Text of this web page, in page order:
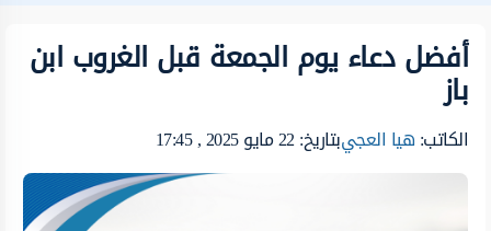
أفضل دعاء يوم الجمعة قبل الغروب ابن
باز
الكاتب:هيا العجيبتاريخ: 22 مايو 2025 , 17:45